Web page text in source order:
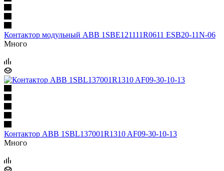
Контактор модульный ABB 1SBE121111R0611 ESB20-11N-06
Много
Контактор ABB 1SBL137001R1310 AF09-30-10-13
Много